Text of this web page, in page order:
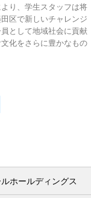
り、学生スタッフは将
区で新しいチャレンジ
として地域社会に貢献
化をさらに豊かなもの
ホールディングス